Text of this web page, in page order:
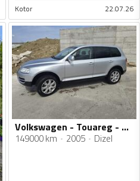
Kotor 22.07.26
Volkswagen - Touareg - 3.0 TDI
149000 km 2005 Dizel